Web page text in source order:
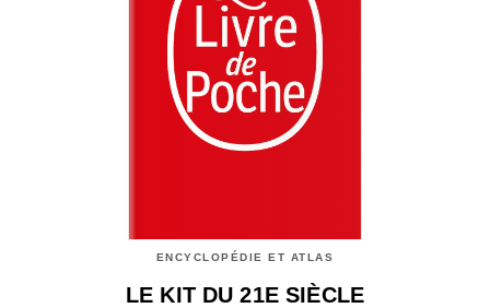
ENCYCLOPÉDIE ET ATLAS
LE KIT DU 21E SIÈCLE